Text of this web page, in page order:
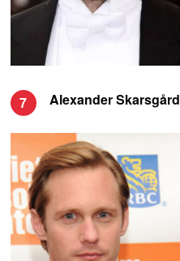
7 Alexander Skarsgård